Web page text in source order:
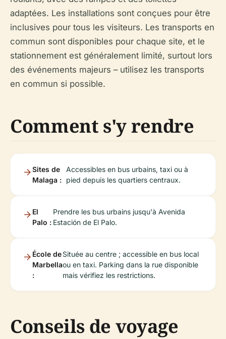
adaptées. Les installations sont conçues pour être
inclusives pour tous les visiteurs. Les transports en
commun sont disponibles pour chaque site, et le
stationnement est généralement limité, surtout lors
des événements majeurs – utilisez les transports
en commun si possible.
Comment s'y rendre
Sites de
Malaga :
Accessibles en bus urbains, taxi ou à
pied depuis les quartiers centraux.
El
Palo :
Prendre les bus urbains jusqu'à Avenida
Estación de El Palo.
École de
Marbella
:
Située au centre ; accessible en bus local
ou en taxi. Parking dans la rue disponible
mais vérifiez les restrictions.
Conseils de voyage